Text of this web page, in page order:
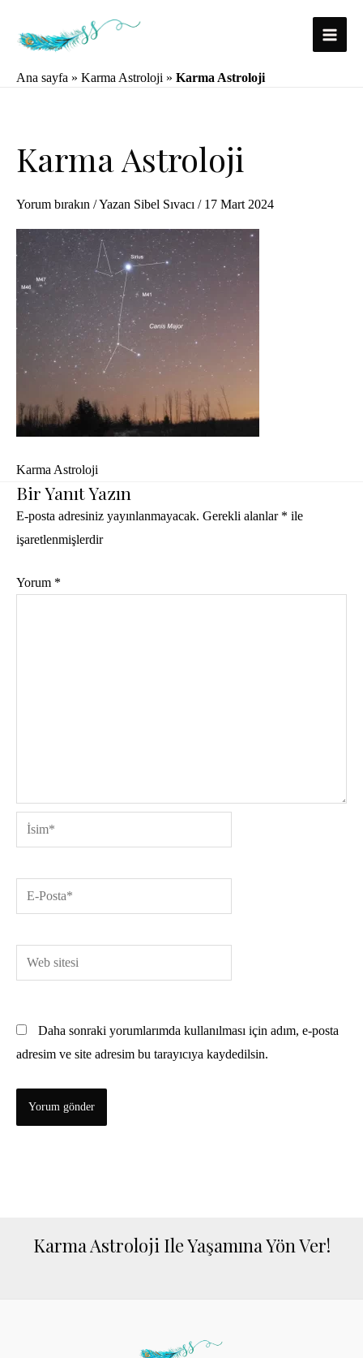
Main
Ana sayfa » Karma Astroloji » Karma Astroloji
Karma Astroloji
Yorum bırakın / Yazan Sibel Sıvacı / 17 Mart 2024
Karma Astroloji
Bir Yanıt Yazın
E-posta adresiniz yayınlanmayacak. Gerekli alanlar * ile
işaretlenmişlerdir
Yorum *
İsim*
E-
Posta*
Web
sitesi
Daha sonraki yorumlarımda kullanılması için adım, e-posta
adresim ve site adresim bu tarayıcıya kaydedilsin.
Karma Astroloji Ile Yaşamına Yön Ver!